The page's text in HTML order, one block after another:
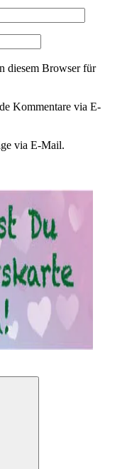
diesem Browser für
Kommentare via E-
via E-Mail.